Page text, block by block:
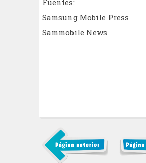
Fuentes:
Samsung Mobile Press
Sammobile News